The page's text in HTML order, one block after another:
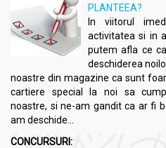
PLANTEEA?
In viitorul
activitatea si in
putem afla ce
deschiderea
noastre din magazine ca sunt
cartiere special la noi sa
noastre, si ne-am gandit ca ar fi
am deschide...
CONCURSURI: